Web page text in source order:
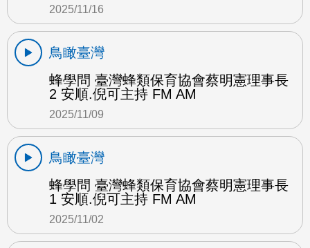
2025/11/16
鳥瞰臺灣
蜂學問 臺灣蜂類保育協會蔡明憲理事長
2 安順.倪可主持 FM AM
2025/11/09
鳥瞰臺灣
蜂學問 臺灣蜂類保育協會蔡明憲理事長
1 安順.倪可主持 FM AM
2025/11/02